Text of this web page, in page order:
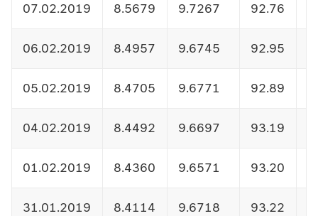
07.02.2019 8.5679 9.7267 92.76
06.02.2019 8.4957 9.6745 92.95
05.02.2019 8.4705 9.6771 92.89
04.02.2019 8.4492 9.6697 93.19
01.02.2019 8.4360 9.6571 93.20
31.01.2019 8.4114 9.6718 93.22